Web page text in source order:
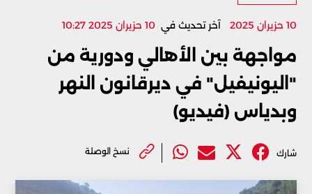
10 حزيران 2025 آخر تحديث في 10 حزيران 2025 10:27
مواجهة بين الأهالي ودورية من
"اليونيفيل" في ديرقانون النهر
وبدياس (فيديو)
شارك نسخ الوصلة